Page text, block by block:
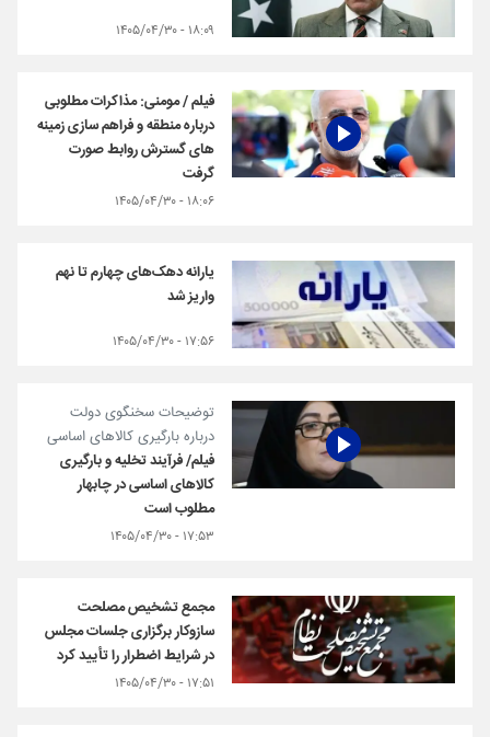
۱۸:۰۹ - ۱۴۰۵/۰۴/۳۰
فیلم / مومنی: مذاکرات مطلوبی
درباره منطقه و فراهم سازی زمینه
های گسترش روابط صورت
گرفت
۱۸:۰۶ - ۱۴۰۵/۰۴/۳۰
یارانه دهک‌های چهارم تا نهم
واریز شد
۱۷:۵۶ - ۱۴۰۵/۰۴/۳۰
توضیحات سخنگوی دولت
درباره بارگیری کالاهای اساسی
فیلم/ فرآیند تخلیه و بارگیری
کالاهای اساسی در چابهار
مطلوب است
۱۷:۵۳ - ۱۴۰۵/۰۴/۳۰
مجمع تشخیص مصلحت
سازوکار برگزاری جلسات مجلس
در شرایط اضطرار را تأیید کرد
۱۷:۵۱ - ۱۴۰۵/۰۴/۳۰